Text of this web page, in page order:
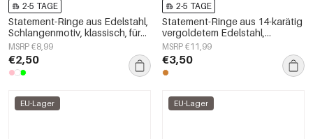
2-5 TAGE
Statement-Ringe aus Edelstahl,
Schlangenmotiv, klassisch, für
festliche Anlässe/Partys,
luxuriöse Damenschmuckserie
MSRP €8,99
€2,50
2-5 TAGE
Statement-Ringe aus 14-karätig
vergoldetem Edelstahl,
Herzmotiv, schlichte
Alltagskollektion,
Damenschmuck
MSRP €11,99
€3,50
EU-Lager EU-Lager